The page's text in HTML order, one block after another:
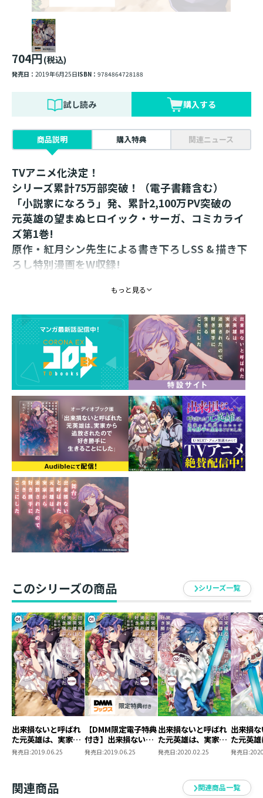
704円(税込)
発売日： 2019年6月25日ISBN： 9784864728188
試し読み 購入する
商品説明 購入特典 関連ニュース
TVアニメ化決定！
シリーズ累計75万部突破！（電子書籍含む）
「小説家になろう」発、累計2,100万PV突破の
元英雄の望まぬヒロイック・サーガ、コミカライ
ズ第1巻!
原作・紅月シン先生による書き下ろしSS & 描き下
ろし特別漫画をW収録!
「貴様をヴェストフェルト公爵家より追放する――」
神の恩恵『ギフト』を得られず、出来損ないと呼ばれた
少年・アレン。
しかし、彼の正体は――前世の記憶と力を持つ元英雄だっ
た!?
実家である公爵家から追放されたのをいいことに、自由
気ままな旅を始めようとするアレンだったが、元婚約者
の暗殺未遂に遭遇することになり……!?
今世こそのんびりしたい元英雄の、望まぬヒロイック・
サーガ開幕！
【巻末にDMM限定特典イラスト付き】
もっと見る
このシリーズの商品 シリーズ一覧
出来損ないと呼ばれ
た元英雄は、実家か
ら追放されたので好
発売日:2019.06.25
【DMM限定電子特典
付き】出来損ないと
呼ばれた元英雄は、
発売日:2019.06.25
出来損ないと呼ばれ
た元英雄は、実家か
ら追放されたので好
発売日:2020.02.25
出来損
た元英
ら追放
巻
発売日:
関連商品 関連商品一覧